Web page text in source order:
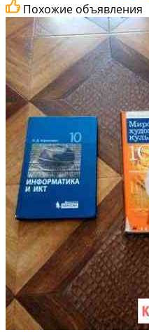
Похожие объявления